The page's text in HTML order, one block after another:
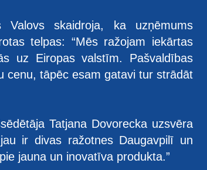
Valovs skaidroja, ka uzņēmums
telpas: “Mēs ražojam iekārtas
uz Eiropas valstīm. Pašvaldības
cenu, tāpēc esam gatavi tur strādāt
Tatjana Dovorecka uzsvēra
ir divas ražotnes Daugavpilī un
jauna un inovatīva produkta.”